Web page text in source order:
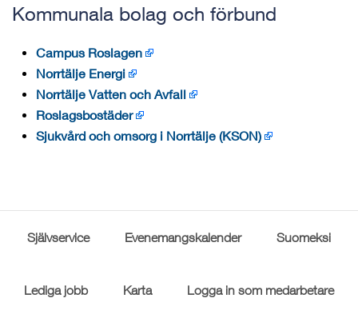
Kommunala bolag och förbund
Campus Roslagen
Norrtälje Energi
Norrtälje Vatten och Avfall
Roslagsbostäder
Sjukvård och omsorg i Norrtälje (KSON)
Självservice Evenemangskalender Suomeksi
Lediga jobb Karta Logga in som medarbetare